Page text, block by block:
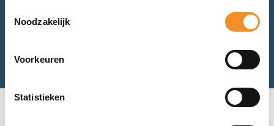
Noodzakelijk
Voorkeuren
Statistieken